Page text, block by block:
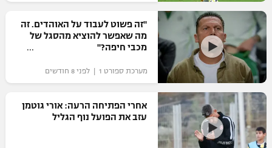
רשיון להקרנה פומבית לבית עסק
הצטרפות לחבילת הערוצים
לוח דרושים – ג'ובנט
תגיות
המגזין
"זה פשוט לעבוד על האוהדים. זה
מה שאפשר להוציא מהסגל של
מכבי חיפה?"
מערכת ספורט 1 | לפני 8 חודשים
אחרי הפתיחה הרעה: אורי גוטמן
עזב את הפועל נוף הגליל